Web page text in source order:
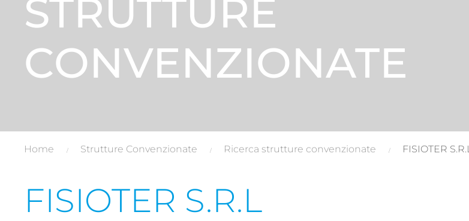
STRUTTURE
CONVENZIONATE
Home Strutture Convenzionate Ricerca strutture convenzionate FISIOTER S.R.L
FISIOTER S.R.L